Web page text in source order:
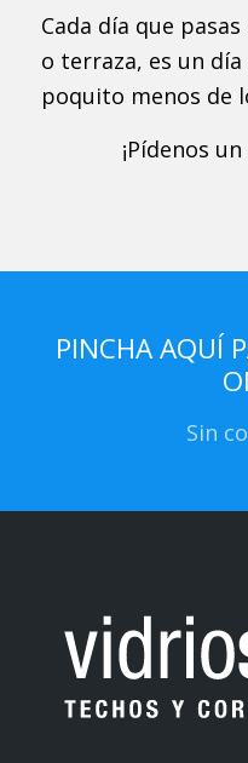
Cada día que
o terraza, es un
poquito menos de
¡Pídenos
PINCHA AQUÍ
Sin